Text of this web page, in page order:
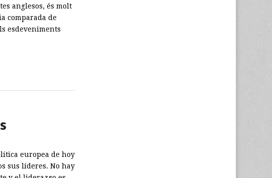
anglesos, és molt
comparada de
esdeveniments
europea de hoy
sus líderes. No hay